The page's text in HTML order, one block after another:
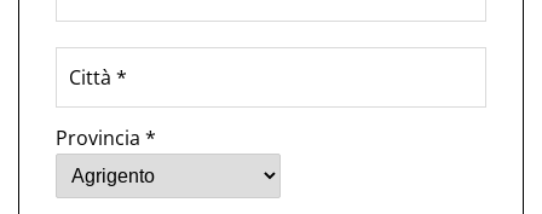
Provincia *